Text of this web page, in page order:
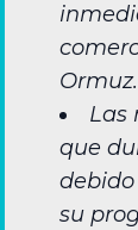
Ormuz.
Las
que
su